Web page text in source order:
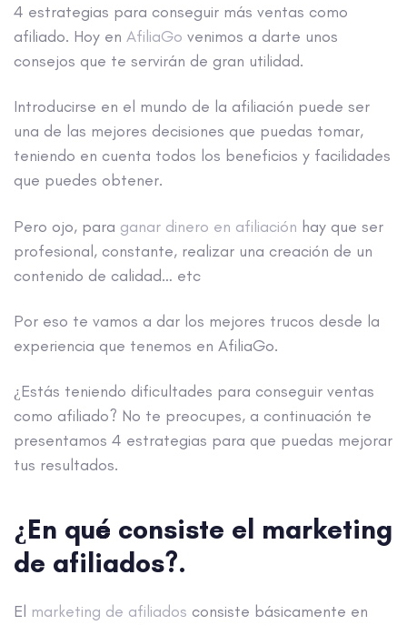
4 estrategias para conseguir más ventas como
afiliado. Hoy en AfiliaGo venimos a darte unos
consejos que te servirán de gran utilidad.
Introducirse en el mundo de la afiliación puede ser
una de las mejores decisiones que puedas tomar,
teniendo en cuenta todos los beneficios y facilidades
que puedes obtener.
Pero ojo, para ganar dinero en afiliación hay que ser
profesional, constante, realizar una creación de un
contenido de calidad… etc
Por eso te vamos a dar los mejores trucos desde la
experiencia que tenemos en AfiliaGo.
¿Estás teniendo dificultades para conseguir ventas
como afiliado? No te preocupes, a continuación te
presentamos 4 estrategias para que puedas mejorar
tus resultados.
¿En qué consiste el marketing
de afiliados?.
El marketing de afiliados consiste básicamente en